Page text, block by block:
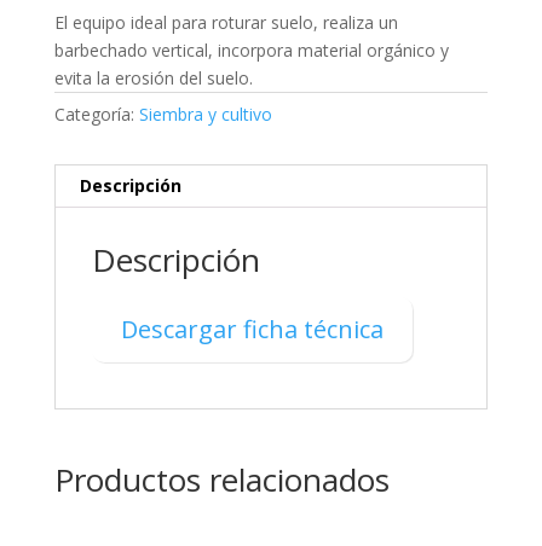
El equipo ideal para roturar suelo, realiza un
barbechado vertical, incorpora material orgánico y
evita la erosión del suelo.
Categoría: Siembra y cultivo
Descripción
Descripción
Descargar ficha técnica
Productos relacionados